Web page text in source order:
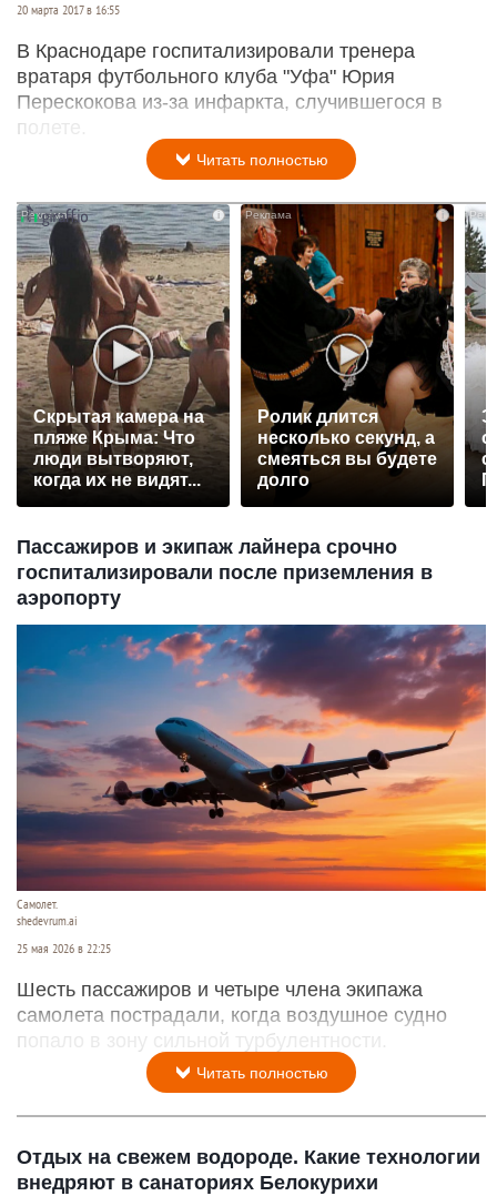
20 марта 2017 в 16:55
В Краснодаре госпитализировали тренера
вратаря футбольного клуба "Уфа" Юрия
Перескокова из-за инфаркта, случившегося в
полете.
Читать полностью
i
Скрытая камера на
пляже Крыма: Что
люди вытворяют,
когда их не видят...
Ролик длится
несколько секунд, а
смеяться вы будете
долго
Пассажиров и экипаж лайнера срочно
госпитализировали после приземления в
аэропорту
Самолет.
shedevrum.ai
25 мая 2026 в 22:25
Шесть пассажиров и четыре члена экипажа
самолета пострадали, когда воздушное судно
попало в зону сильной турбулентности.
Читать полностью
Отдых на свежем водороде. Какие технологии
внедряют в санаториях Белокурихи